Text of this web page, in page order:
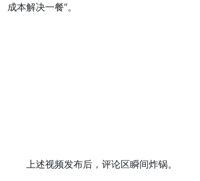
成本解决一餐”。
上述视频发布后，评论区瞬间炸锅。